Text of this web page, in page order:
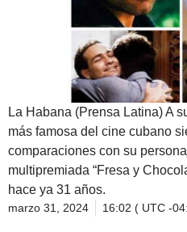
La Habana (Prensa Latina) A
más famosa del cine cubano
comparaciones con su
multipremiada “Fresa y
hace ya 31 años.
marzo 31, 2024 16:02 ( UTC -